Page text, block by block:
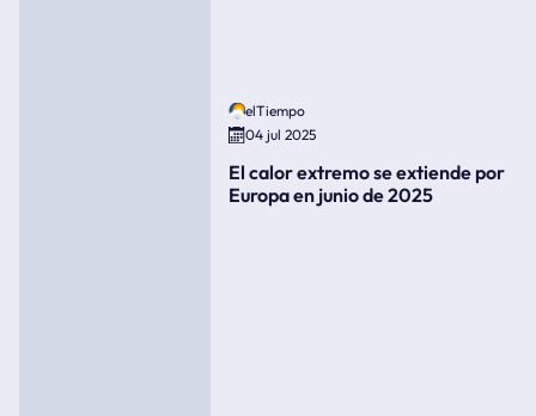
elTiempo
04 jul 2025
El calor extremo se extiende por
Europa en junio de 2025